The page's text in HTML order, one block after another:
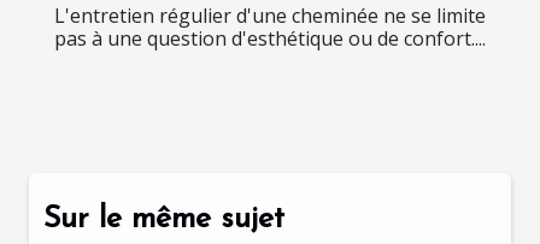
L'entretien régulier d'une cheminée ne se limite
pas à une question d'esthétique ou de confort....
Sur le même sujet